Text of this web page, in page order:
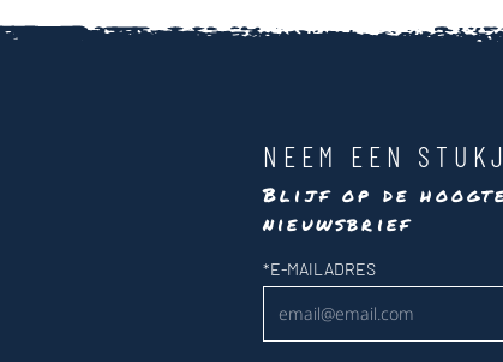
NEEM EEN
Blijf op de
nieuwsbrief
Nieuwsbrief
*E-MAILADRES